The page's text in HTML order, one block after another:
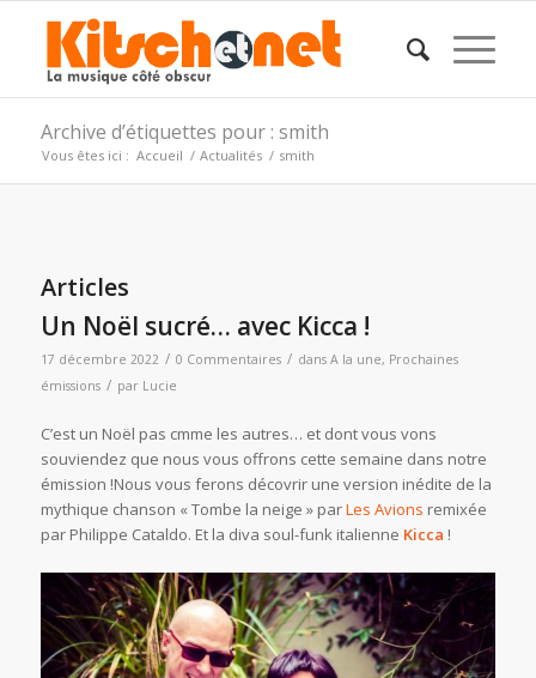
Archive d’étiquettes pour : smith
Vous êtes ici : Accueil / Actualités / smith
Articles
Un Noël sucré… avec Kicca !
17 décembre 2022 / 0 Commentaires / dans A la une, Prochaines
émissions / par Lucie
C’est un Noël pas cmme les autres… et dont vous vons
souviendez que nous vous offrons cette semaine dans notre
émission !Nous vous ferons décovrir une version inédite de la
mythique chanson « Tombe la neige » parLes Avions remixée
par Philippe Cataldo. Et la diva soul-funk italienne Kicca !